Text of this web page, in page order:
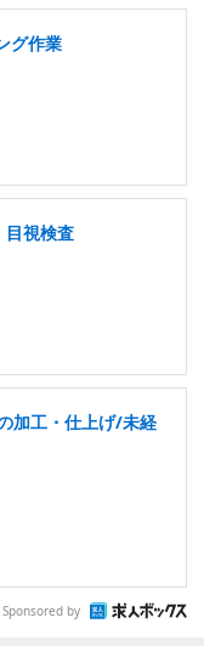
グ作業
目視検査
加工・仕上げ/未経
Sponsored by